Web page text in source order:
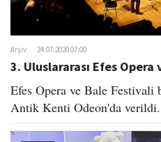
Arşiv 24.07.2020 07:00
3. Uluslararası Efes
Efes Opera ve Bale Festivali
Antik Kenti Odeon'da verildi.